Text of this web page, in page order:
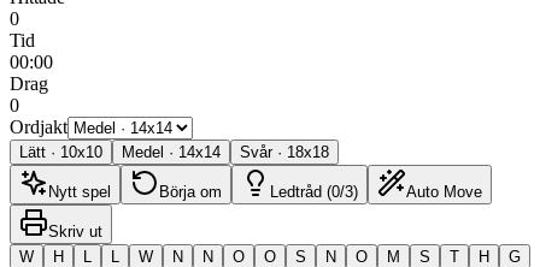
0
Tid
00:00
Drag
0
Ordjakt
Lätt · 10x10 Medel · 14x14 Svår· 18x18
Nytt spel Börja om Ledtråd (0/3) Auto Move
Skriv ut
W
H L L W N N O O S N O M S T H
G